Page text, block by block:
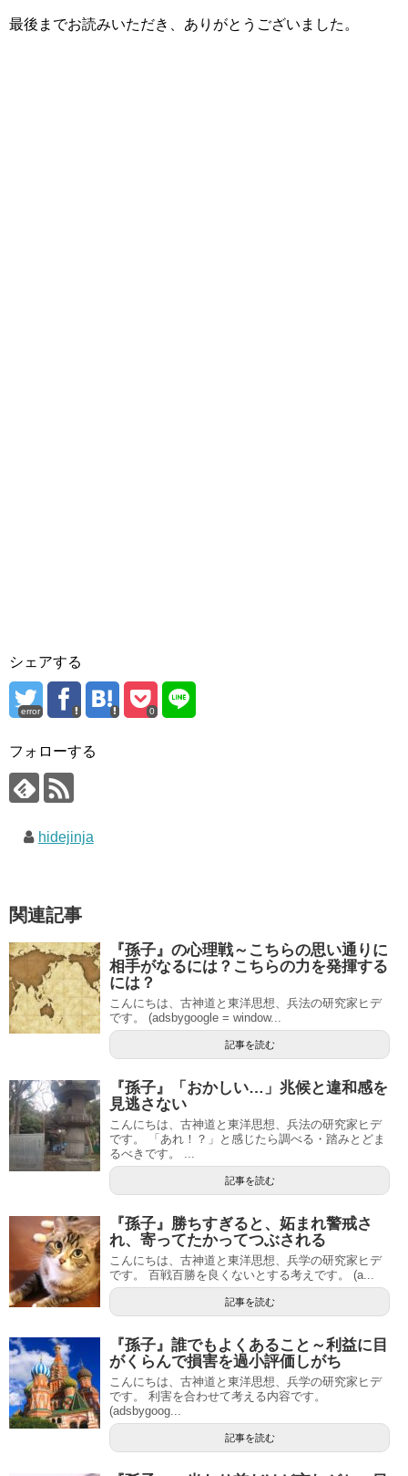
最後までお読みいただき、ありがとうございました。
シェアする
error 0
フォローする
hidejinja
関連記事
『孫子』の心理戦～こちらの思い通りに
相手がなるには？こちらの力を発揮する
には？
こんにちは、古神道と東洋思想、兵法の研究家ヒデ
です。 (adsbygoogle = window...
記事を読む
『孫子』「おかしい…」兆候と違和感を
見逃さない
こんにちは、古神道と東洋思想、兵法の研究家ヒデ
です。 「あれ！？」と感じたら調べる・踏みとどま
るべきです。 ...
記事を読む
『孫子』勝ちすぎると、妬まれ警戒さ
れ、寄ってたかってつぶされる
こんにちは、古神道と東洋思想、兵学の研究家ヒデ
です。 百戦百勝を良くないとする考えです。 (a...
記事を読む
『孫子』誰でもよくあること～利益に目
がくらんで損害を過小評価しがち
こんにちは、古神道と東洋思想、兵学の研究家ヒデ
です。 利害を合わせて考える内容です。
(adsbygoog...
記事を読む